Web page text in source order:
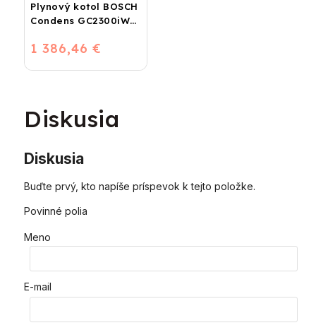
Plynový kotol BOSCH
Condens GC2300iW
kondenzačný
1 386,46 €
Diskusia
Diskusia
Buďte prvý, kto napíše príspevok k tejto položke.
Povinné polia
Meno
E-mail